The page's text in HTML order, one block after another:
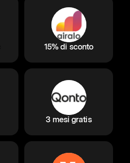
15% di sconto
3 mesi gratis